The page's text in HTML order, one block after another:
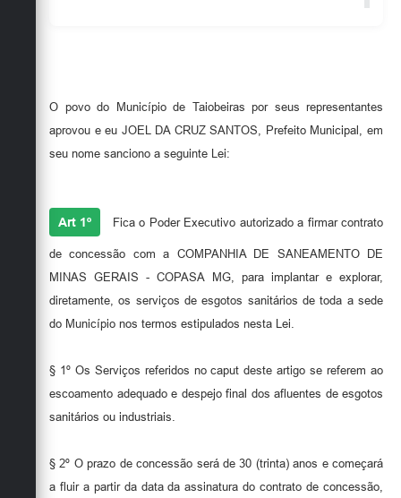
O povo do Município de Taiobeiras por seus representantes
aprovou e eu JOEL DA CRUZ SANTOS, Prefeito Municipal, em
seu nome sanciono a seguinte Lei:
Art 1º Fica o Poder Executivo autorizado a firmar contrato
de concessão com a COMPANHIA DE SANEAMENTO DE
MINAS GERAIS - COPASA MG, para implantar e explorar,
diretamente, os serviços de esgotos sanitários de toda a sede
do Município nos termos estipulados nesta Lei.
§ 1º Os Serviços referidos no caput deste artigo se referem ao
escoamento adequado e despejo final dos afluentes de esgotos
sanitários ou industriais.
§ 2º O prazo de concessão será de 30 (trinta) anos e começará
a fluir a partir da data da assinatura do contrato de concessão,